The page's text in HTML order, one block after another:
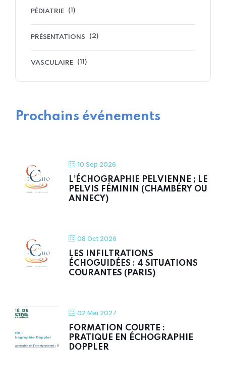
PÉDIATRIE (1)
PRÉSENTATIONS (2)
VASCULAIRE (11)
Prochains événements
10 Sep 2026
L’ÉCHOGRAPHIE PELVIENNE ; LE
PELVIS FÉMININ (CHAMBÉRY OU
ANNECY)
08 Oct 2026
LES INFILTRATIONS
ÉCHOGUIDÉES : 4 SITUATIONS
COURANTES (PARIS)
02 Mai 2027
FORMATION COURTE :
PRATIQUE EN ÉCHOGRAPHIE
DOPPLER